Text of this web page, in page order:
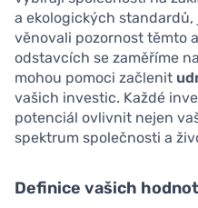
a ekologických
věnovali pozornost těmto
odstavcích se zaměříme
mohou pomoci začlenit
vašich investic. Každé
potenciál ovlivnit nejen
spektrum společnosti a
Definice vašich hodnot